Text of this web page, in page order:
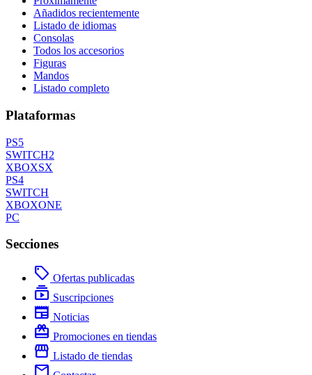
Añadidos recientemente
Listado de idiomas
Consolas
Todos los accesorios
Figuras
Mandos
Listado completo
Plataformas
PS5
SWITCH2
XBOXSX
PS4
SWITCH
XBOXONE
PC
Secciones
local_offer Ofertas publicadas
subscriptions Suscripciones
newspaper Noticias
redeem Promociones en tiendas
storefront Listado de tiendas
mail